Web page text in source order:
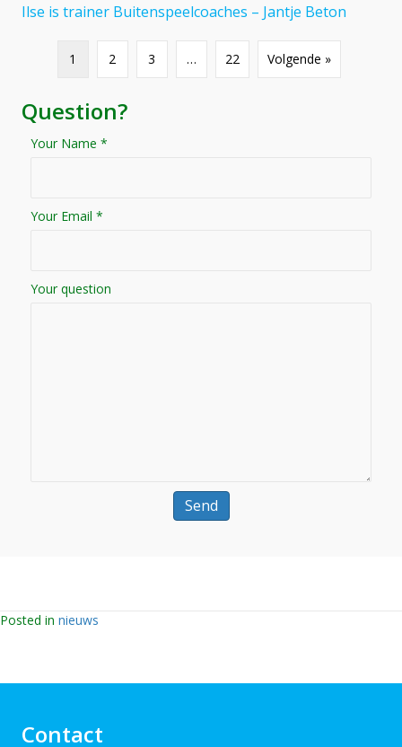
Ilse is trainer Buitenspeelcoaches – Jantje Beton
1 2 3 … 22 Volgende »
Question?
Your Name *
Your Email *
Your question
Posted in nieuws
Contact